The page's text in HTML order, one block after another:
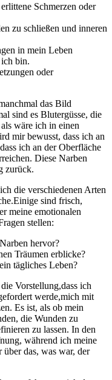
‌Schmerzen oder
zu schließen und⁤ inneren
in ⁢mein Leben
bin.
oder
⁣das Bild
sind es Blutergüsse, die
wäre ⁢ich in einen
mir bewusst, dass ich an
⁤ich an ​der Oberfläche
Diese Narben⁢
zurück.
die⁤ verschiedenen Arten⁣
sind frisch,
meine emotionalen
stellen:
hervor?
Träumen erblicke?
tägliches Leben?
Vorstellung,dass ich
werde,mich mit
Es ist, als ob ⁣mein⁢
‌die Wunden zu
zu lassen. In den
während ich meine
das, was war, der